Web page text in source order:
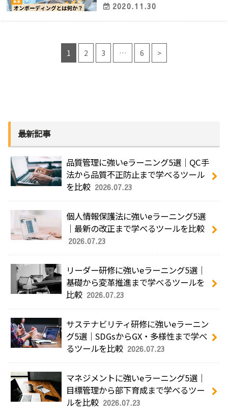
2020.11.30
1 2 3 … 6 >
最新記事
品質管理に強いeラーニング5選｜QC手
法から品質不正防止まで学べるツール
を比較 2026.07.23
個人情報保護法に強いeラーニング5選
｜最新の改正まで学べるツールを比較
2026.07.23
リーダー研修に強いeラーニング5選｜
基礎から変革推進まで学べるツールを
比較 2026.07.23
サステナビリティ研修に強いeラーニン
グ5選｜SDGsからGX・多様性まで学べ
るツールを比較 2026.07.23
マネジメントに強いeラーニング5選｜
目標管理から部下育成まで学べるツー
ルを比較 2026.07.23